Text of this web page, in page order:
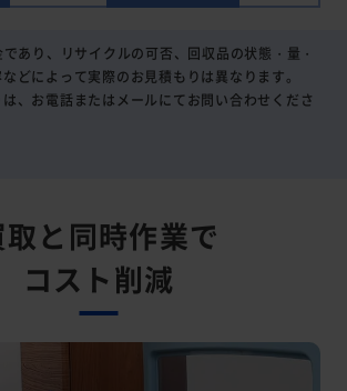
あり、リサイクルの可否、回収品の状態・量・
どによって実際のお見積もりは異なります。
、お電話またはメールにてお問い合わせくださ
取と同時作業で
コスト削減